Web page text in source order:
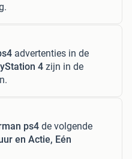
advertenties in de
4 zijn in de
ps4 de volgende
en Actie, Eén